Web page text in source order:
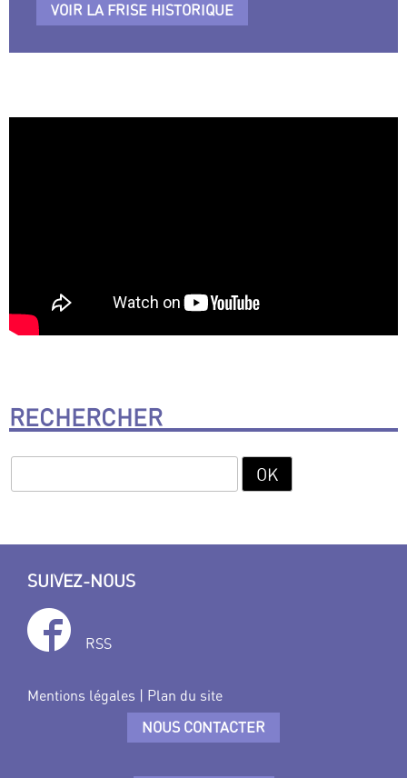
VOIR LA FRISE HISTORIQUE
RECHERCHER
SUIVEZ-NOUS
RSS
Mentions légales | Plan du site
NOUS CONTACTER